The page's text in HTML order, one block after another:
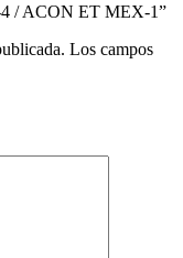
4 / ACON ET MEX-1”
Los campos